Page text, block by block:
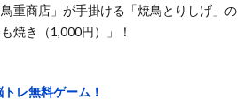
重商店」が手掛ける「焼鳥とりしげ」の
焼き（1,000円）」！
レ無料ゲーム！